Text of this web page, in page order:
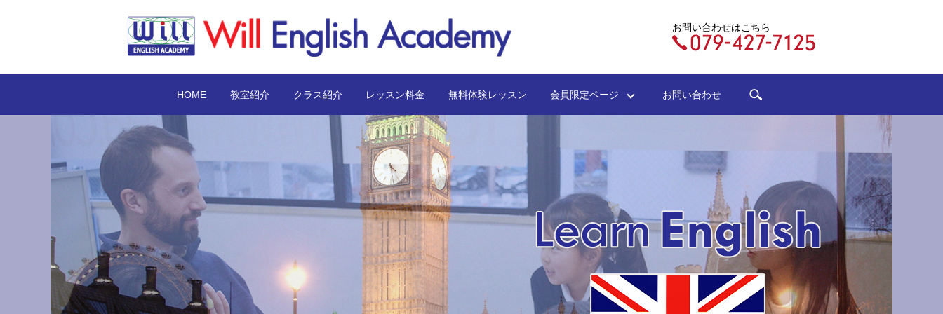
お問い合わせはこちら
HOME 教室紹介 クラス紹介 レッスン料金 無料体験レッスン 会員限定ページ お問い合わせ